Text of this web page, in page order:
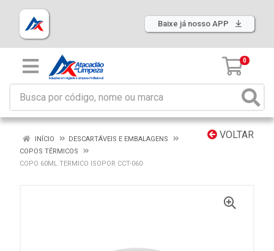
Baixe já nosso APP
0
VOLTAR
INÍCIO
DESCARTÁVEIS E EMBALAGENS
COPOS TÉRMICOS
COPO 60ML TERMICO ISOPOR CCT-060